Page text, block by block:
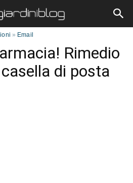
» Email
Rimedio
di posta